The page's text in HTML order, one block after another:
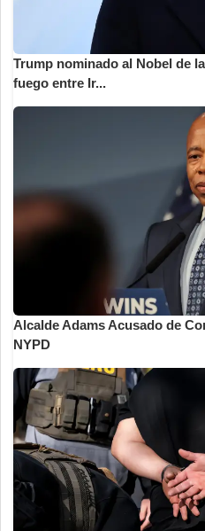
Trump nominado al Nobel de
fuego entre Ir...
Alcalde Adams Acusado de
NYPD